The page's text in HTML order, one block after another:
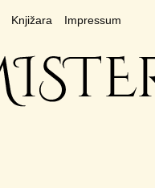
Knjižara Impressum